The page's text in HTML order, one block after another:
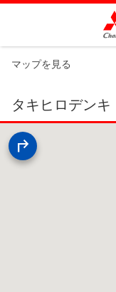
マップを見る
タキヒロデンキ